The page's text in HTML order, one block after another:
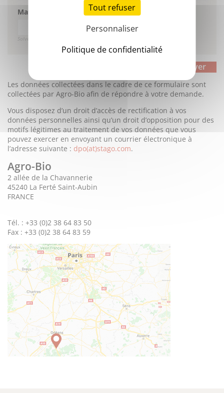
Math question (10 + 8 =)
Solve this simple math problem and enter the result. E.g. for 1+3, enter 4.
Les données collectées dans le cadre de ce formulaire sont
collectées par Agro-Bio afin de répondre à votre demande.
Vous disposez d’un droit d’accès de rectification à vos
données personnelles ainsi qu’un droit d’opposition pour des
motifs légitimes au traitement de vos données que vous
pouvez exercer en envoyant un courrier électronique à
l’adresse suivante : dpo(at)stago.com.
Agro-Bio
2 allée de la Chavannerie
45240 La Ferté Saint-Aubin
FRANCE
Tél. : +33 (0)2 38 64 83 50
Fax : +33 (0)2 38 64 83 59
Tout refuser
Personnaliser
Politique de confidentialité